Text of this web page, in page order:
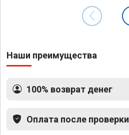
Наши преимущества
100% возврат денег
Оплата после проверки